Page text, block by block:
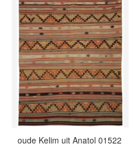
oude Kelim uit Anatol 01522